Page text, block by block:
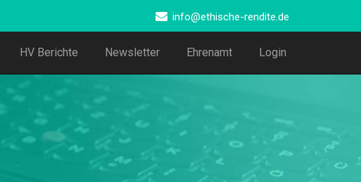
info@ethische-rendite.de
HV Berichte Newsletter Ehrenamt Login